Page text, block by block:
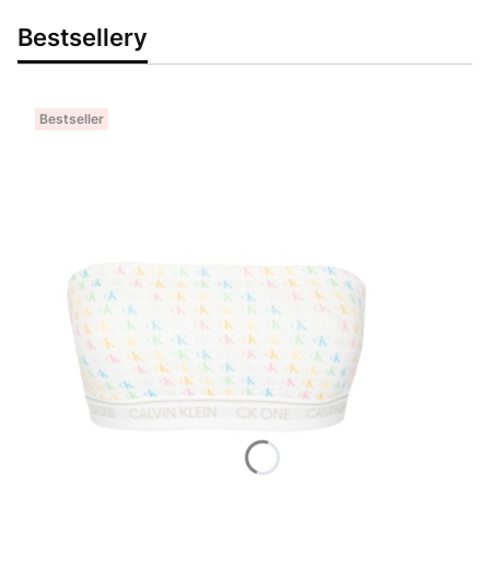
Bestsellery
Bestseller